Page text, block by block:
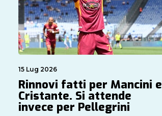
15 Lug 2026
Rinnovi fatti per Mancini e
Cristante. Si attende
invece per Pellegrini